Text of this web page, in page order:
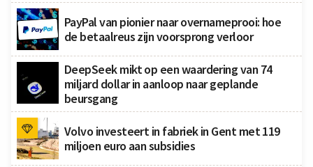
PayPal van pionier naar overnameprooi: hoe
de betaalreus zijn voorsprong verloor
DeepSeek mikt op een waardering van 74
miljard dollar in aanloop naar geplande
beursgang
Volvo investeert in fabriek in Gent met 119
miljoen euro aan subsidies